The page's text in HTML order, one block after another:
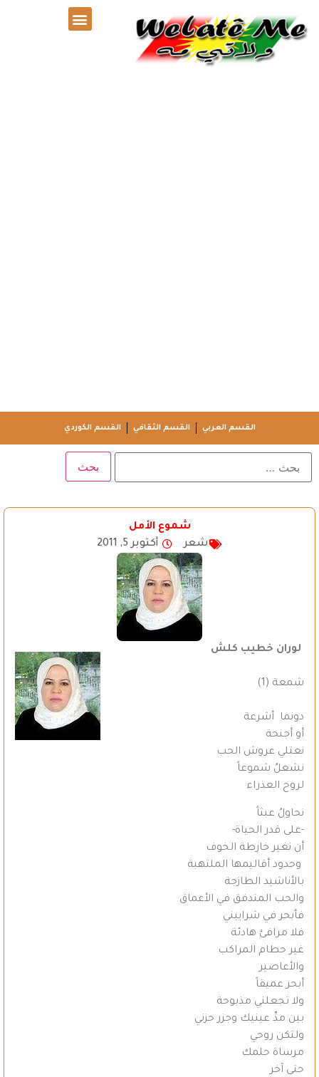
القسم العربي القسم الثقافي القسم الكوردي
شموع الأمل
شعر
أكتوبر 5, 2011
لوران خطيب كلش
شمعة (1)
دونما أشرعة
أو أجنحة
نعتلي عروش الحب
نشعلُ شموعاً
لروح العذراء
نحاولُ عبثاً
-على قدر الحياة-
أن نغير خارطة الخوف
وحدود أقاليمها الملتهبة
بالأناشيد الطازجة
والحب المتدفق في الأعماق
فأبحر في شراييني
فلا مرافئ هادئة
غير حطام المراكب
والأعاصير
أبحر عميقاً
ولا تجعلني مذبوحة
بين مدِّ عينيك وجزر حزني
ولتكن روحي
مرساة حلمك
حتى آخر